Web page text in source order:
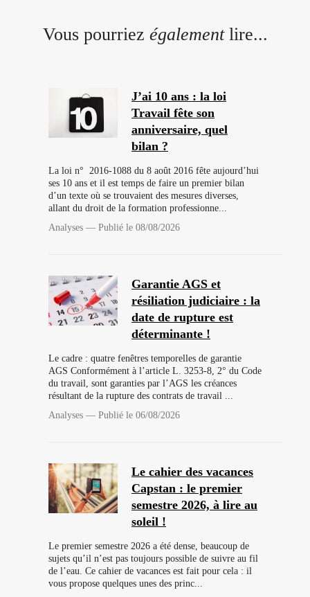
Vous pourriez égalementlire...
J’ai 10 ans : la loi
Travail fête son
anniversaire, quel
bilan ?
La loi n° 2016-1088 du 8 août 2016 fête aujourd’hui
ses 10 ans et il est temps de faire un premier bilan
d’un texte où se trouvaient des mesures diverses,
allant du droit de la formation professionne...
Analyses — Publié le 08/08/2026
Garantie AGS et
résiliation judiciaire : la
date de rupture est
déterminante !
Le cadre : quatre fenêtres temporelles de garantie
AGS Conformément à l’article L. 3253-8, 2° du Code
du travail, sont garanties par l’AGS les créances
résultant de la rupture des contrats de travail ...
Analyses — Publié le 06/08/2026
Le cahier des vacances
Capstan : le premier
semestre 2026, à lire au
soleil !
Le premier semestre 2026 a été dense, beaucoup de
sujets qu’il n’est pas toujours possible de suivre au fil
de l’eau. Ce cahier de vacances est fait pour cela : il
vous propose quelques unes des princ...